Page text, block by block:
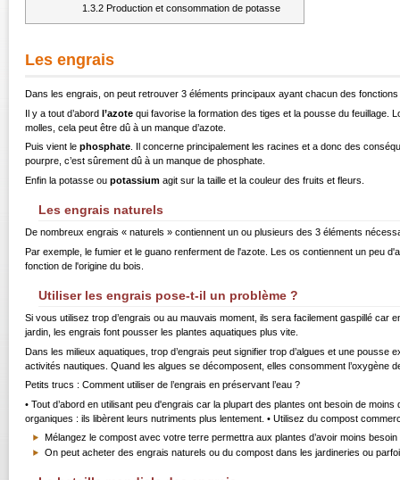
1.3.2 Production et consommation de potasse
Les engrais
Dans les engrais, on peut retrouver 3 éléments principaux ayant chacun des
Il y a tout d’abord l’azote qui favorise la formation des tiges et la pousse du feuillage.
molles, cela peut être dû à un manque d’azote.
Puis vient le phosphate. Il concerne principalement les racines et a donc des
pourpre, c’est sûrement dû à un manque de phosphate.
Enfin la potasse ou potassium agit sur la taille et la couleur des fruits et fleurs.
Les engrais naturels
De nombreux engrais « naturels » contiennent un ou plusieurs des 3 éléments
Par exemple, le fumier et le guano renferment de l'azote. Les os contiennent un peu
fonction de l'origine du bois.
Utiliser les engrais pose-t-il un problème ?
Si vous utilisez trop d’engrais ou au mauvais moment, ils sera facilement gaspillé
jardin, les engrais font pousser les plantes aquatiques plus vite.
Dans les milieux aquatiques, trop d’engrais peut signifier trop d’algues et une
activités nautiques. Quand les algues se décomposent, elles consomment l’oxygène
Petits trucs : Comment utiliser de l’engrais en préservant l’eau ?
• Tout d’abord en utilisant peu d'engrais car la plupart des plantes ont besoin de
organiques : ils libèrent leurs nutriments plus lentement. • Utilisez du compost
Mélangez le compost avec votre terre permettra aux plantes d’avoir moins
On peut acheter des engrais naturels ou du compost dans les jardineries ou